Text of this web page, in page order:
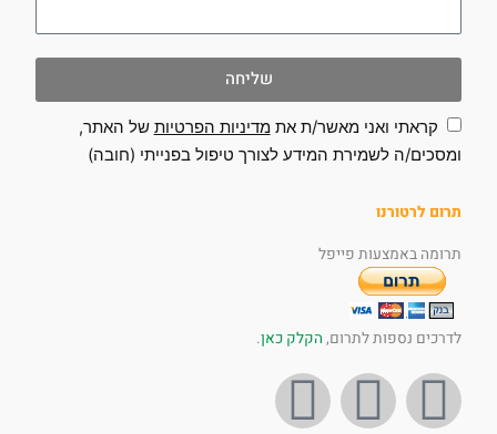
שליחה
קראתי ואני מאשר/ת אתמדיניות הפרטיותשל האתר,
ומסכים/ה לשמירת המידע לצורך טיפול בפנייתי (חובה)
תרום לרטורנו
תרומה באמצעות פייפל
לדרכים נספות לתרום,הקלק כאן.
F
Y
I